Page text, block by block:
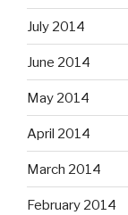
July 2014
June 2014
May 2014
April 2014
March 2014
February 2014